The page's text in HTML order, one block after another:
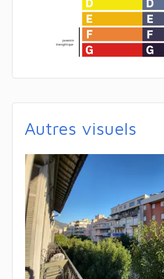
Autres visuels